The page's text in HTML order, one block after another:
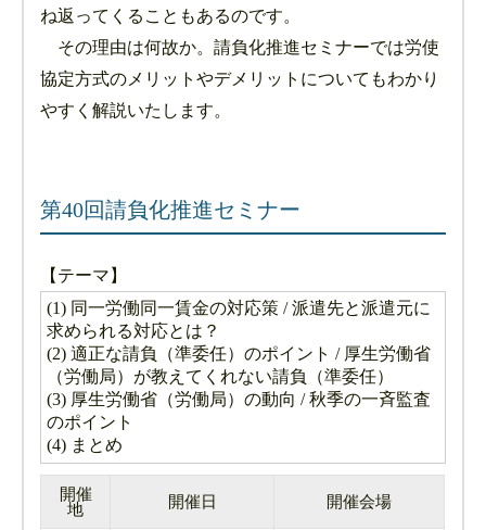
ね返ってくることもあるのです。
その理由は何故か。請負化推進セミナーでは労使
協定方式のメリットやデメリットについてもわかり
やすく解説いたします。
第40回請負化推進セミナー
【テーマ】
(1) 同一労働同一賃金の対応策 / 派遣先と派遣元に
求められる対応とは？
(2) 適正な請負（準委任）のポイント / 厚生労働省
（労働局）が教えてくれない請負（準委任）
(3) 厚生労働省（労働局）の動向 / 秋季の一斉監査
のポイント
(4) まとめ
開催
地
開催日 開催会場